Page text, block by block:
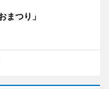
まつり」